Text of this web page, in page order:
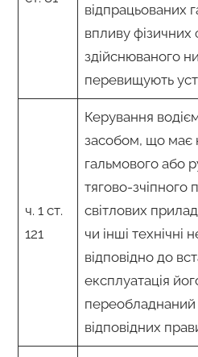
відпрацьованих
впливу фізичних
здійснюваного
перевищують
ч. 1 ст.
121
Керування
засобом, що має
гальмового або
тягово-зчіпного
світлових
чи інші технічні
відповідно до
експлуатація
відповідних